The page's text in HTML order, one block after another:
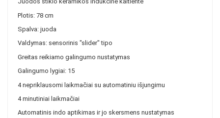
Plotis: 78 cm
Spalva: juoda
Valdymas: sensorinis "slider" tipo
Greitas reikiamo galingumo nustatymas
Galingumo lygiai: 15
4 nepriklausomi laikmačiai su automatiniu išjungimu
4 minutiniai laikmačiai
Automatinis indo aptikimas ir jo skersmens nustatymas